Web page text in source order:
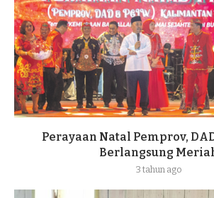
Perayaan Natal Pemprov,
Berlangsung
3 tahun ago